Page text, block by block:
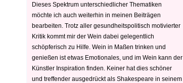
Dieses Spektrum unterschiedlicher Thematiken
möchte ich auch weiterhin in meinen Beiträgen
bearbeiten. Trotz aller gesundheitspolitisch motivierter
Kritik kommt mir der Wein dabei gelegentlich
schöpferisch zu Hilfe. Wein in Maßen trinken und
genießen ist etwas Emotionales, und im Wein kann der
Künstler Inspiration finden. Keiner hat dies schöner
und treffender ausgedrückt als Shakespeare in seinem